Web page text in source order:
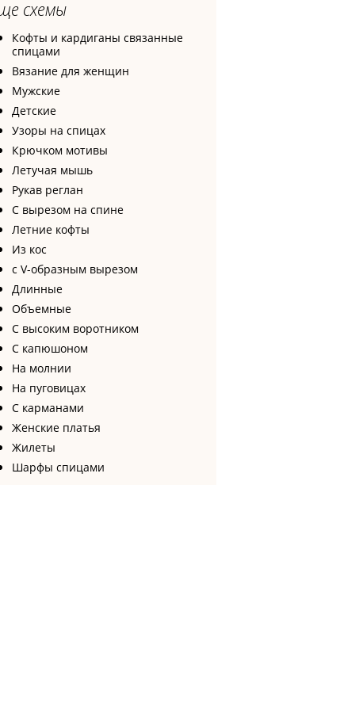
схемы
Кофты и кардиганы связанные
спицами
Вязание для женщин
Мужские
Детские
Узоры на спицах
Крючком мотивы
Летучая мышь
Рукав реглан
С вырезом на спине
Летние кофты
Из кос
с V-образным вырезом
Длинные
Объемные
С высоким воротником
С капюшоном
На молнии
На пуговицах
С карманами
Женские платья
Жилеты
Шарфы спицами